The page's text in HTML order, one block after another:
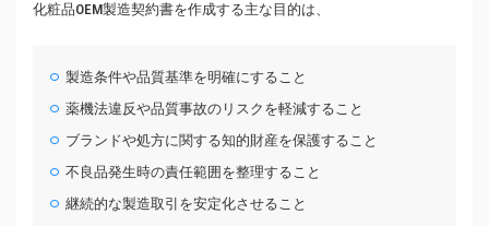
化粧品OEM製造契約書を作成する主な目的は、
製造条件や品質基準を明確にすること
薬機法違反や品質事故のリスクを軽減すること
ブランドや処方に関する知的財産を保護すること
不良品発生時の責任範囲を整理すること
継続的な製造取引を安定化させること